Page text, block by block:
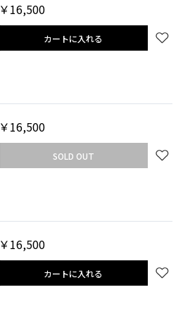
￥16,500
カートに入れる
￥16,500
SOLD OUT
￥16,500
カートに入れる